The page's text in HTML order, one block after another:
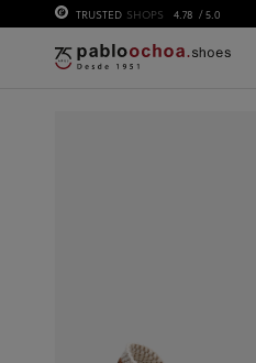
TRUSTED SHOPS 4.78 / 5.0